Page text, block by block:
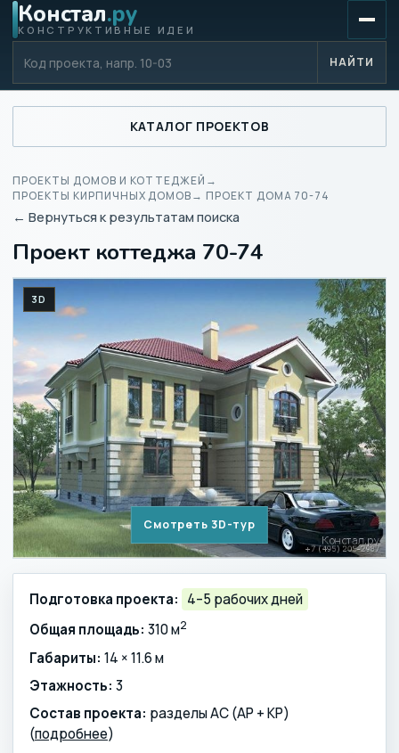
Констал.ру
КОНСТРУКТИВНЫЕ ИДЕИ
НАЙТИ
КАТАЛОГ ПРОЕКТОВ
ПРОЕКТЫ ДОМОВ И КОТТЕДЖЕЙ →
ПРОЕКТЫ КИРПИЧНЫХ ДОМОВ→ ПРОЕКТ ДОМА 70-74
← Вернуться к результатам поиска
Проект коттеджа 70-74
3D
Смотреть 3D-тур
Подготовка проекта: 4–5 рабочих дней
Общая площадь: 310 м2
Габариты: 14 × 11.6 м
Этажность: 3
Состав проекта: разделы АС (АР + КР)
(подробнее)